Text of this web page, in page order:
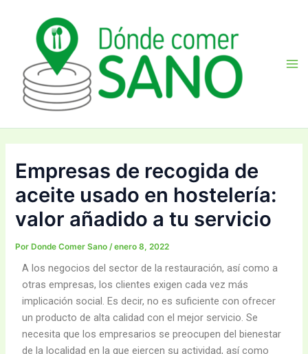
contenido
Empresas de recogida de
aceite usado en hostelería:
valor añadido a tu servicio
Por Donde Comer Sano/enero 8, 2022
A los negocios del sector de la restauración, así como a
otras empresas, los clientes exigen cada vez más
implicación social. Es decir, no es suficiente con ofrecer
un producto de alta calidad con el mejor servicio. Se
necesita que los empresarios se preocupen del bienestar
de la localidad en la que ejercen su actividad, así como
entradas